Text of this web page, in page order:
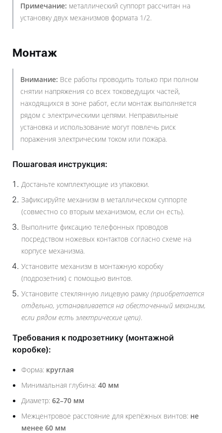
Примечание: металлический суппорт рассчитан на
установку двух механизмов формата 1/2.
Монтаж
Внимание: Все работы проводить только при полном
снятии напряжения со всех токоведущих частей,
находящихся в зоне работ, если монтаж выполняется
рядом с электрическими цепями. Неправильные
установка и использование могут повлечь риск
поражения электрическим током или пожара.
Пошаговая инструкция:
Достаньте комплектующие из упаковки.
Зафиксируйте механизм в металлическом суппорте
(совместно со вторым механизмом, если он есть).
Выполните фиксацию телефонных проводов
посредством ножевых контактов согласно схеме на
корпусе механизма.
Установите механизм в монтажную коробку
(подрозетник) с помощью винтов.
Установите стеклянную лицевую рамку(приобретается
отдельно, устанавливается на обесточенный механизм,
если рядом есть электрические цепи).
Требования к подрозетнику (монтажной
коробке):
Форма: круглая
Минимальная глубина: 40 мм
Диаметр: 62–70 мм
Межцентровое расстояние для крепёжных винтов: не
менее 60 мм